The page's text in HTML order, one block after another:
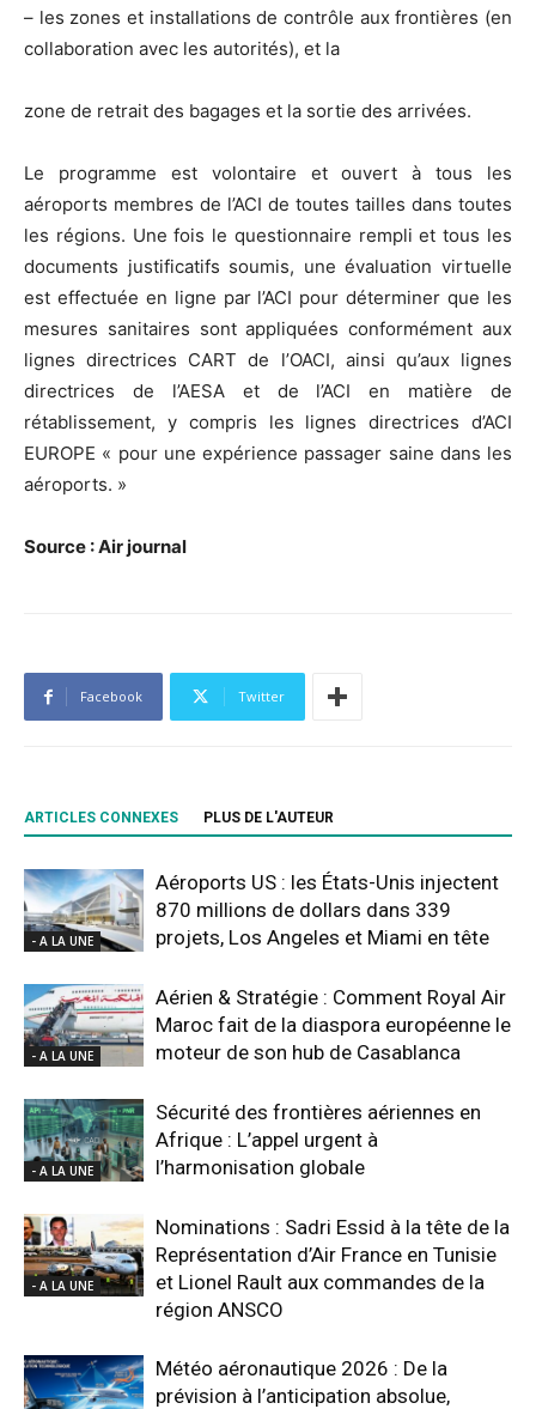
– les zones et installations de contrôle aux frontières (en
collaboration avec les autorités), et la
zone de retrait des bagages et la sortie des arrivées.
Le programme est volontaire et ouvert à tous les
aéroports membres de l’ACI de toutes tailles dans toutes
les régions. Une fois le questionnaire rempli et tous les
documents justificatifs soumis, une évaluation virtuelle
est effectuée en ligne par l’ACI pour déterminer que les
mesures sanitaires sont appliquées conformément aux
lignes directrices CART de l’OACI, ainsi qu’aux lignes
directrices de l’AESA et de l’ACI en matière de
rétablissement, y compris les lignes directrices d’ACI
EUROPE « pour une expérience passager saine dans les
aéroports. »
Source : Air journal
Facebook Twitter
ARTICLES CONNEXES PLUS DE L'AUTEUR
- A LA UNE
Aéroports US : les États-Unis injectent
870 millions de dollars dans 339
projets, Los Angeles et Miami en tête
- A LA UNE
Aérien & Stratégie : Comment Royal Air
Maroc fait de la diaspora européenne le
moteur de son hub de Casablanca
- A LA UNE
Sécurité des frontières aériennes en
Afrique : L’appel urgent à
l’harmonisation globale
- A LA UNE
Nominations : Sadri Essid à la tête de la
Représentation d’Air France en Tunisie
et Lionel Rault aux commandes de la
région ANSCO
Météo aéronautique 2026 : De la
prévision à l’anticipation absolue,